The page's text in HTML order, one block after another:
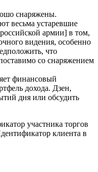
снаряжены.
весьма устаревшие
армии] в том,
видения, особенно
что
со снаряжением
финансовый
дохода. Дзен,
дня или обсудить
участника торгов
клиента в